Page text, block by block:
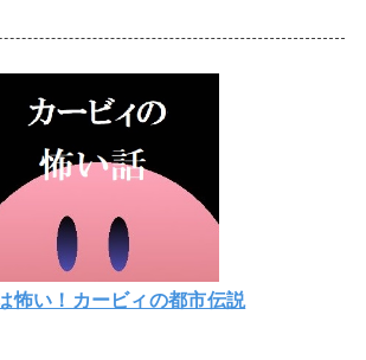
怖い！カービィの都市伝説